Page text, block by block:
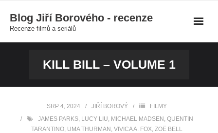
content
Blog Jiří Borového - recenze
Recenze filmů a seriálů
KILL BILL – VOLUME 1
SRP 4, 2024 JIŘÍ BOROVÝ
FILMY
JAMES PARKS, LUCY LIU, MICHAEL MADSEN , QUENTIN
TARANTINO, UMA THURMAN , VIVICA A. FOX, ZOË BELL